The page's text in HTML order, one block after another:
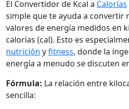
El Convertidor de Kcal a Calorías
simple que te ayuda a convertir
valores de energía medidos en
calorías (cal). Esto es
nutrición yfitness, donde la
energía a menudo se discuten
Fórmula: La relación entre
sencilla: